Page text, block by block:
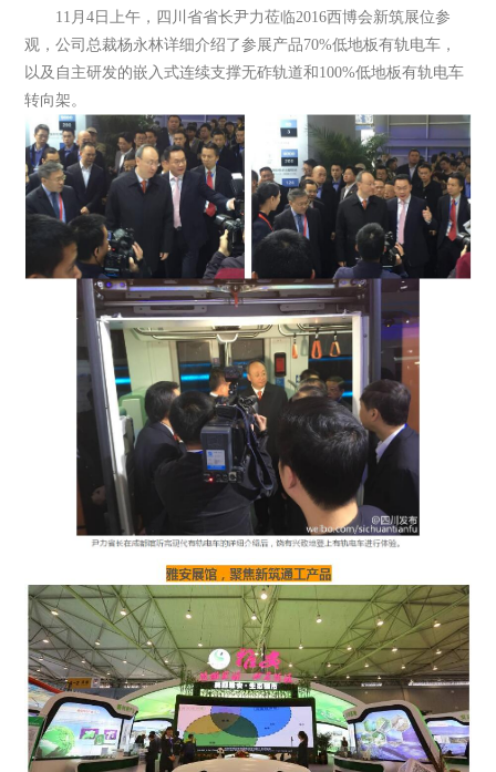
11月4日上午，四川省省长尹力莅临2016西博会新筑展位参
观，公司总裁杨永林详细介绍了参展产品70%低地板有轨电车，
以及自主研发的嵌入式连续支撑无砟轨道和100%低地板有轨电车
转向架。